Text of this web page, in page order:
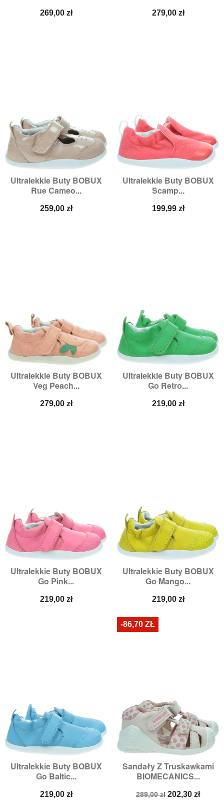
Cena
269,00 zł Cena
279,00 zł
Ultralekkie Buty BOBUX
Rue Cameo...
Cena
259,00 zł
Ultralekkie Buty BOBUX
Scamp...
Cena
199,99 zł
Ultralekkie Buty BOBUX
Veg Peach...
Cena
279,00 zł
Ultralekkie Buty BOBUX
Go Retro...
Cena
219,00 zł
Ultralekkie Buty BOBUX
Go Pink...
Cena
219,00 zł
Ultralekkie Buty BOBUX
Go Mango...
Cena
219,00 zł
Ultralekkie Buty BOBUX
Go Baltic...
Cena
219,00 zł
Sandały Z Truskawkami
BIOMECANICS...
Cena
289,00 zł Cena
202,30 zł
-86,70 ZŁ